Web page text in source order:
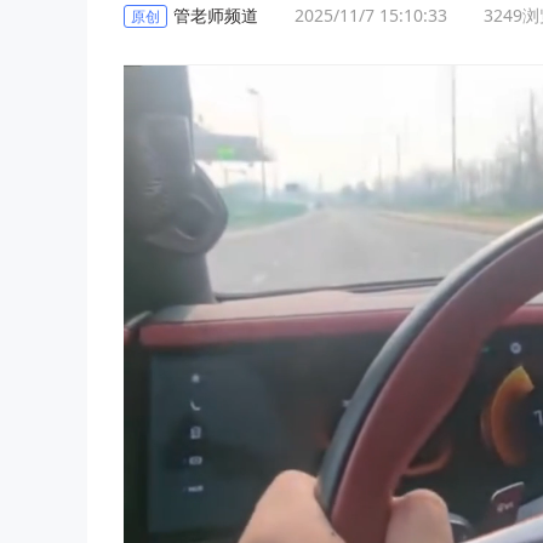
原创 管老师频道 2025/11/7 15:10:33 3249